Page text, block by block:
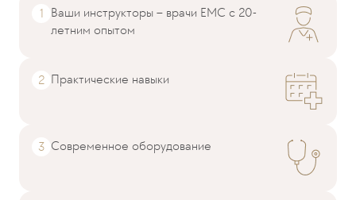
Ваши инструкторы – врачи EMC c 20-
летним опытом
Практические навыки
Современное оборудование